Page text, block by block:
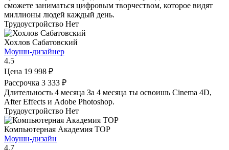
сможете заниматься цифровым творчеством, которое видят
миллионы людей каждый день.
Трудоустройство Нет
Хохлов Сабатовский
Моушн-дизайнер
4.5
Цена 19 998 ₽
Рассрочка 3 333 ₽
Длительность 4 месяца За 4 месяца ты освоишь Cinema 4D,
After Effects и Adobe Photoshop.
Трудоустройство Нет
Компьютерная Академия TOP
Моушн-дизайн
4.7